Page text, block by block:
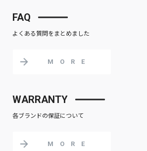
FAQ
よくある質問をまとめました
MORE
WARRANTY
各ブランドの保証について
MORE